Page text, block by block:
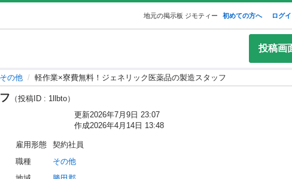
地元の掲示板 ジモティー 初めての方へ ログ
投稿画
の他 軽作業×寮費無料！ジェネリック医薬品の製造スタッフ
（投稿ID : 1llbto）
更新2026年7月9日 23:07
作成2026年4月14日 13:48
雇用形態
契約社員
職種
その他